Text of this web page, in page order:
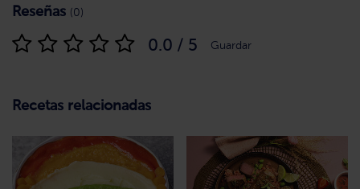
Reseñas (0)
0.0 / 5 Guardar
Recetas relacionadas